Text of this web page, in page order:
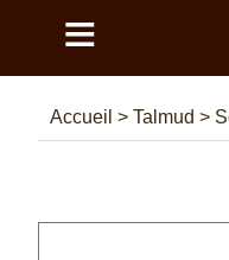
≡
Accueil > Talmud >